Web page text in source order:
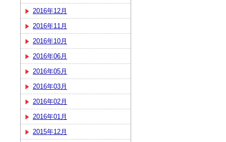
2016年12月
2016年11月
2016年10月
2016年06月
2016年05月
2016年03月
2016年02月
2016年01月
2015年12月